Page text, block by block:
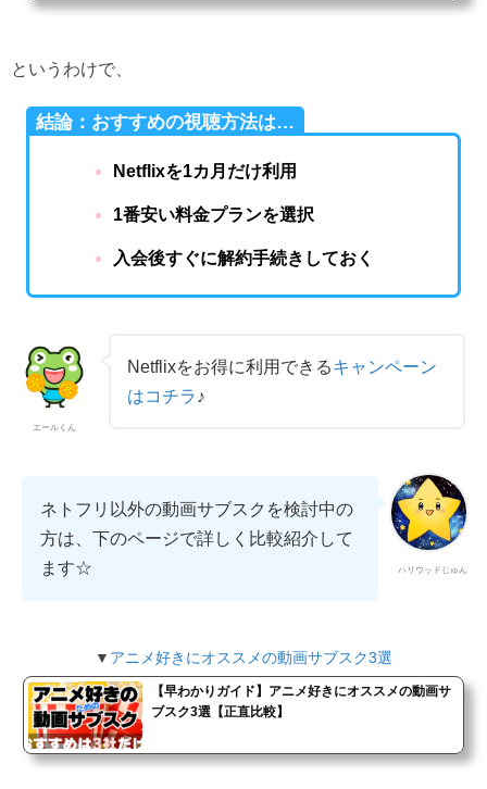
というわけで、
結論：おすすめの視聴方法は…
Netflixを1カ月だけ利用
1番安い料金プランを選択
入会後すぐに解約手続きしておく
エールくん
Netflixをお得に利用できるキャンペーン
はコチラ♪
ハリウッドじゅん
ネトフリ以外の動画サブスクを検討中の
方は、下のページで詳しく比較紹介して
ます☆
▼ アニメ好きにオススメの動画サブスク3選
【早わかりガイド】アニメ好きにオススメの動画サ
ブスク3選【正直比較】